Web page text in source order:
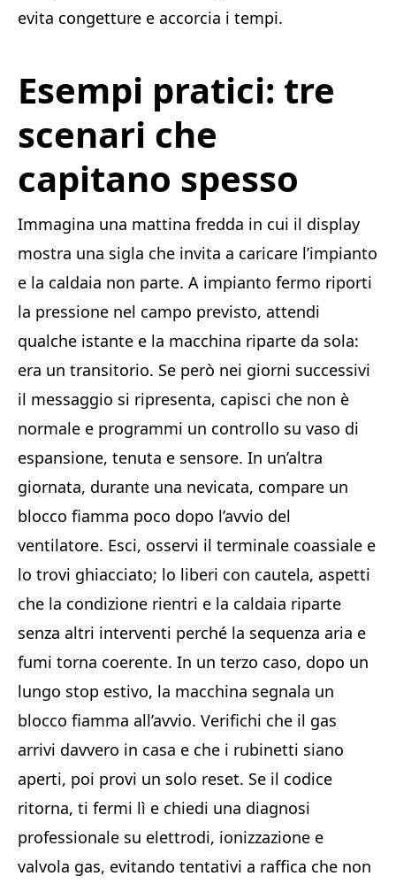
evita congetture e accorcia i tempi.
Esempi pratici: tre
scenari che
capitano spesso
Immagina una mattina fredda in cui il display
mostra una sigla che invita a caricare l’impianto
e la caldaia non parte. A impianto fermo riporti
la pressione nel campo previsto, attendi
qualche istante e la macchina riparte da sola:
era un transitorio. Se però nei giorni successivi
il messaggio si ripresenta, capisci che non è
normale e programmi un controllo su vaso di
espansione, tenuta e sensore. In un’altra
giornata, durante una nevicata, compare un
blocco fiamma poco dopo l’avvio del
ventilatore. Esci, osservi il terminale coassiale e
lo trovi ghiacciato; lo liberi con cautela, aspetti
che la condizione rientri e la caldaia riparte
senza altri interventi perché la sequenza aria e
fumi torna coerente. In un terzo caso, dopo un
lungo stop estivo, la macchina segnala un
blocco fiamma all’avvio. Verifichi che il gas
arrivi davvero in casa e che i rubinetti siano
aperti, poi provi un solo reset. Se il codice
ritorna, ti fermi lì e chiedi una diagnosi
professionale su elettrodi, ionizzazione e
valvola gas, evitando tentativi a raffica che non